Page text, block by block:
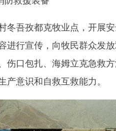
安全生产宣传
的安全意识和应急能力，营造